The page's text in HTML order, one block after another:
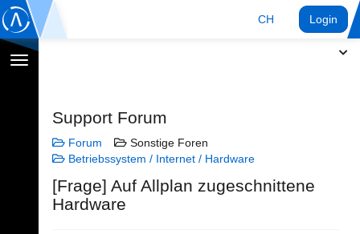
CH Login
Navigation
Support Forum
Forum
Sonstige Foren
Betriebssystem / Internet / Hardware
[Frage] Auf Allplan zugeschnittene
Hardware